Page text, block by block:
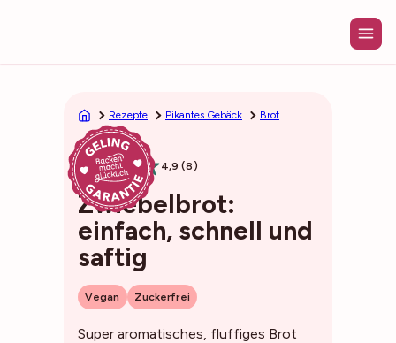
Rezepte Pikantes Gebäck Brot
1h15min 4,9 (8)
Zwiebelbrot:
einfach, schnell und
saftig
Vegan Zuckerfrei
Super aromatisches, fluffiges Brot